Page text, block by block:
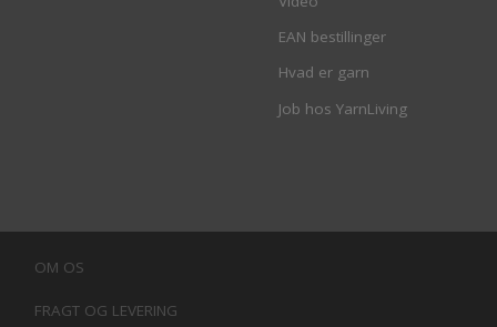
EAN bestillinger
Hvad er garn
Job hos YarnLiving
OM OS
FRAGT OG LEVERING